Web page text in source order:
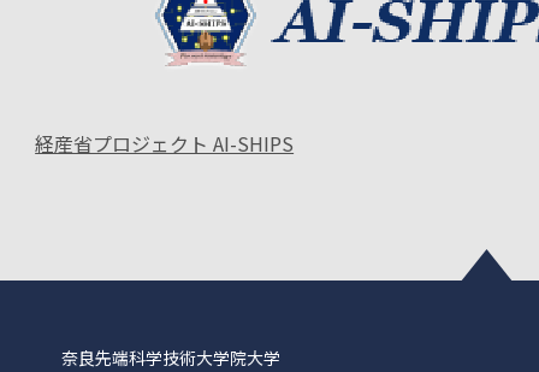
経産省プロジェクト AI-SHIPS
奈良先端科学技術大学院大学